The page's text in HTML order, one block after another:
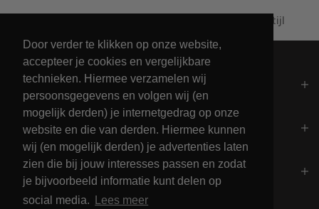
Door verder te klikken op onze website,
accepteer je cookies en vergelijkbare
technieken. Hiermee verzamelen wij
persoonsgegevens en volgen wij (en
mogelijk derden) je internetgedrag op onze
website en die van derden. Hiermee kunnen
wij (en mogelijk derden) je advertenties laten
zien die bij jouw interesses passen en zodat
je bijvoorbeeld informatie kunt delen op
social media.
Lees meer
Al 60+ jaar passie voor maritieme levensstijl
Algemeen
Contact
Openingstijden